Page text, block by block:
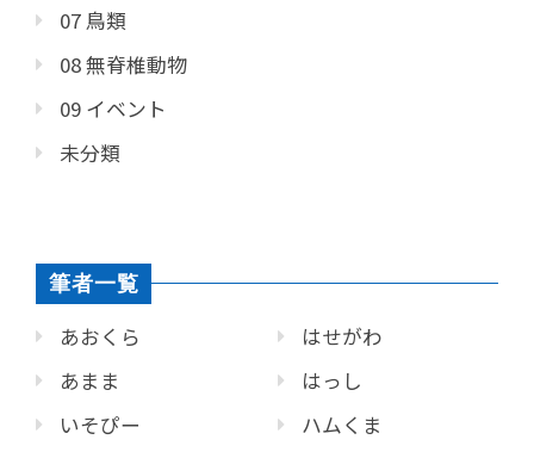
07 鳥類
08 無脊椎動物
09 イベント
未分類
筆者一覧
あおくら
あまま
いそぴー
はせがわ
はっし
ハムくま